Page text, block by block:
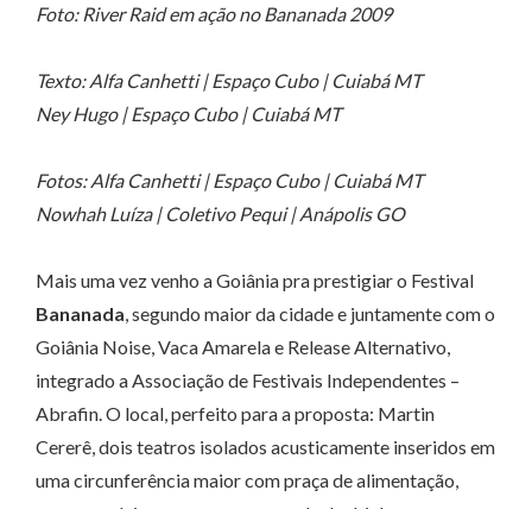
Foto: River Raid em ação no Bananada 2009
Texto: Alfa Canhetti | Espaço Cubo | Cuiabá MT
Ney Hugo | Espaço Cubo | Cuiabá MT
Fotos: Alfa Canhetti | Espaço Cubo | Cuiabá MT
Nowhah Luíza | Coletivo Pequi | Anápolis GO
Mais uma vez venho a Goiânia pra prestigiar o Festival
Bananada, segundo maior da cidade e juntamente com o
Goiânia Noise, Vaca Amarela e Release Alternativo,
integrado a Associação de Festivais Independentes –
Abrafin. O local, perfeito para a proposta: Martin
Cererê, dois teatros isolados acusticamente inseridos em
uma circunferência maior com praça de alimentação,